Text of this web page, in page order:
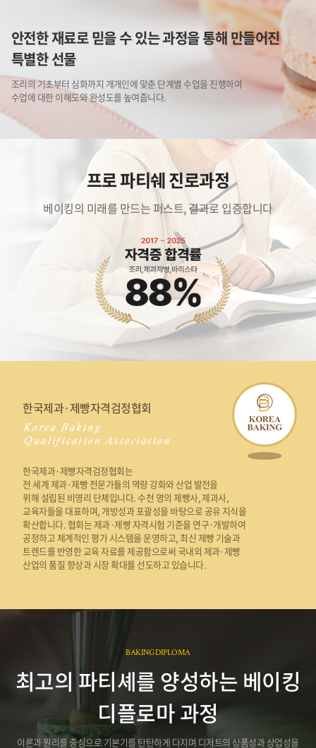
안전한 재료로 믿을 수 있는 과정을 통해 만들어진
특별한 선물
조리의 기초부터 심화까지 개개인에 맞춘 단계별 수업을 진행하여
수업에 대한 이해도와 완성도를 높여줍니다.
프로 파티쉐 진로과정
베이킹의 미래를 만드는 퍼스트, 결과로 입증합니다
한국제과·제빵자격검정협회
한국제과·제빵자격검정협회는
전 세계 제과·제빵 전문가들의 역량 강화와 산업 발전을
위해 설립된 비영리 단체입니다. 수천 명의 제빵사, 제과사,
교육자들을 대표하며, 개방성과 포괄성을 바탕으로 공유 지식을
확산합니다. 협회는 제과·제빵 자격시험 기준을 연구·개발하여
공정하고 체계적인 평가 시스템을 운영하고, 최신 제빵 기술과
트렌드를 반영한 교육 자료를 제공함으로써 국내외 제과·제빵
산업의 품질 향상과 시장 확대를 선도하고 있습니다.
BAKING DIPLOMA
최고의 파티셰를 양성하는 베이킹
디플로마 과정
이론과 원리를 중심으로 기본기를 탄탄하게 다지며 디저트의 상품성과 상업성을